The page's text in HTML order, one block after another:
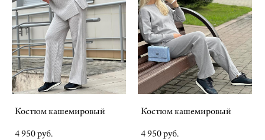
Костюм кашемировый
4 950 pуб.
Костюм кашемировый
4 950 pуб.